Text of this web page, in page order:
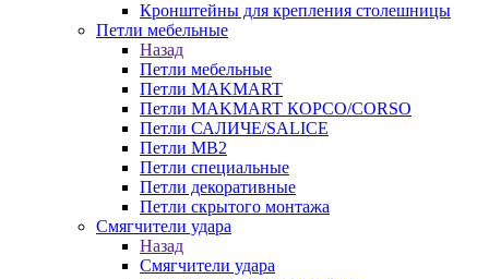
Кронштейны для крепления столешницы
Петли мебельные
Назад
Петли мебельные
Петли MAKMART
Петли MAKMART КОРСО/CORSO
Петли САЛИЧЕ/SALICE
Петли MB2
Петли специальные
Петли декоративные
Петли скрытого монтажа
Смягчители удара
Назад
Смягчители удара